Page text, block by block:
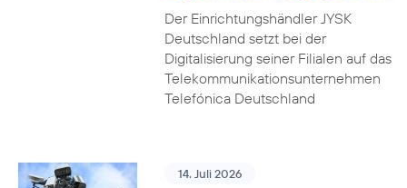
Der Einrichtungshändler JYSK
Deutschland setzt bei der
Digitalisierung seiner Filialen auf das
Telekommunikationsunternehmen
Telefónica Deutschland
14. Juli 2026